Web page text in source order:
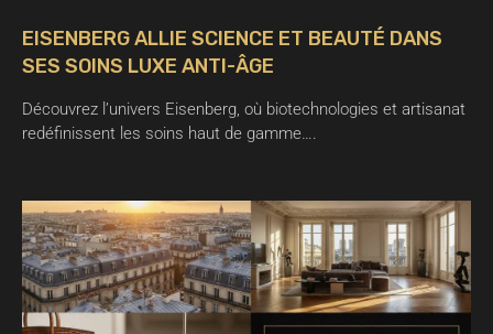
EISENBERG ALLIE SCIENCE ET BEAUTÉ DANS
SES SOINS LUXE ANTI-ÂGE
Découvrez l’univers Eisenberg, où biotechnologies et artisanat
redéfinissent les soins haut de gamme….